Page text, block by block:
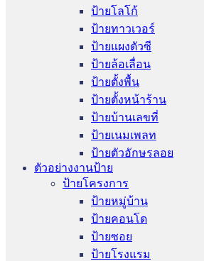
ป้ายโลโก้
ป้ายทาวเวอร์
ป้ายแผงตัวซี
ป้ายล้อเลื่อน
ป้ายตั้งพื้น
ป้ายตั้งหน้าร้าน
ป้ายบ้านเลขที่
ป้ายเนมเพลท
ป้ายตัวอักษรลอย
ตัวอย่างงานป้าย
ป้ายโครงการ
ป้ายหมู่บ้าน
ป้ายคอนโด
ป้ายซอย
ป้ายโรงแรม